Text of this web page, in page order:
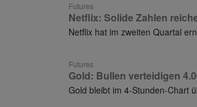
Futures
Netflix: Solide Zahlen
Netflix hat im zweiten Quartal
Futures
Gold: Bullen verteidigen
Gold bleibt im 4-Stunden-Chart